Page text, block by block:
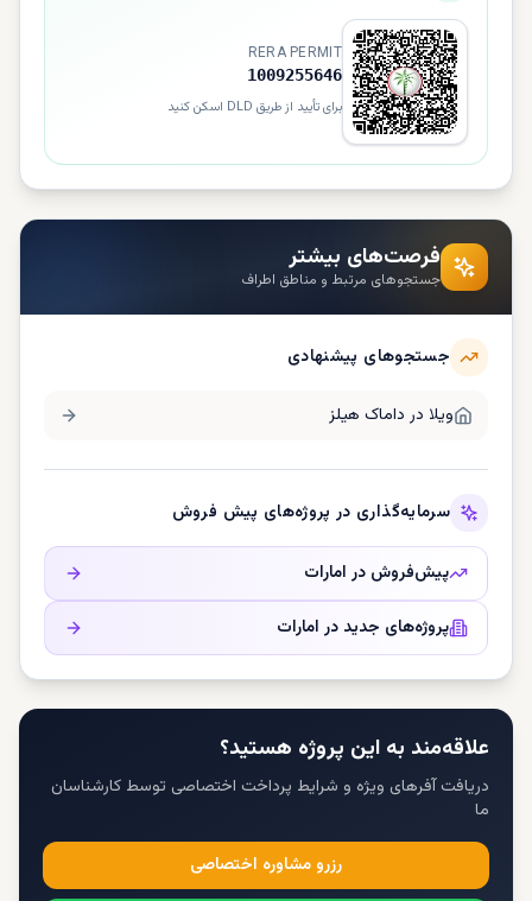
RERA PERMIT
1009255646
برای تأیید از طریق DLD اسکن کنید
فرصت‌های بیشتر
جستجوهای مرتبط و مناطق اطراف
جستجوهای پیشنهادی
ویلا در داماک هیلز
سرمایه‌گذاری در پروژه‌های پیش فروش
پیش‌فروش در امارات
پروژه‌های جدید در امارات
علاقه‌مند به این پروژه هستید؟
دریافت آفرهای ویژه و شرایط پرداخت اختصاصی توسط کارشناسان
ما
رزرو مشاوره اختصاصی